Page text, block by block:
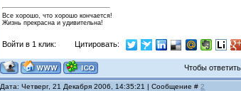
Все хорошо, что хорошо кончается!
Жизнь прекрасна и удивительна!
Войти в 1 клик: Цитировать:
Чтобы
Дата: Четверг, 21 Декабря 2006, 14:35:21 | Сообщение # 2